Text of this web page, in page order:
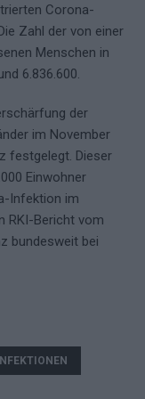
Corona-
Zahl der von einer
Menschen in
6.836.600.
der
im November
festgelegt. Dieser
Einwohner
Infektion im
RKI-Bericht vom
bundesweit bei